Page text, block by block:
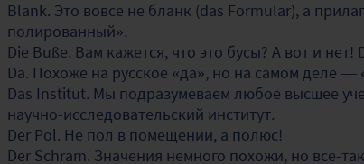
Blank. Это вовсе не бланк (das Formular), а
полированный».
Die Buße. Вам кажется, что это бусы? А вот и
Da. Похоже на русское «да», но на самом деле —
Das Institut. Мы подразумеваем любое высшее
научно-исследовательский институт.
Der Pol. Не пол в помещении, а полюс!
Der Schram. Значения немного похожи, но все-